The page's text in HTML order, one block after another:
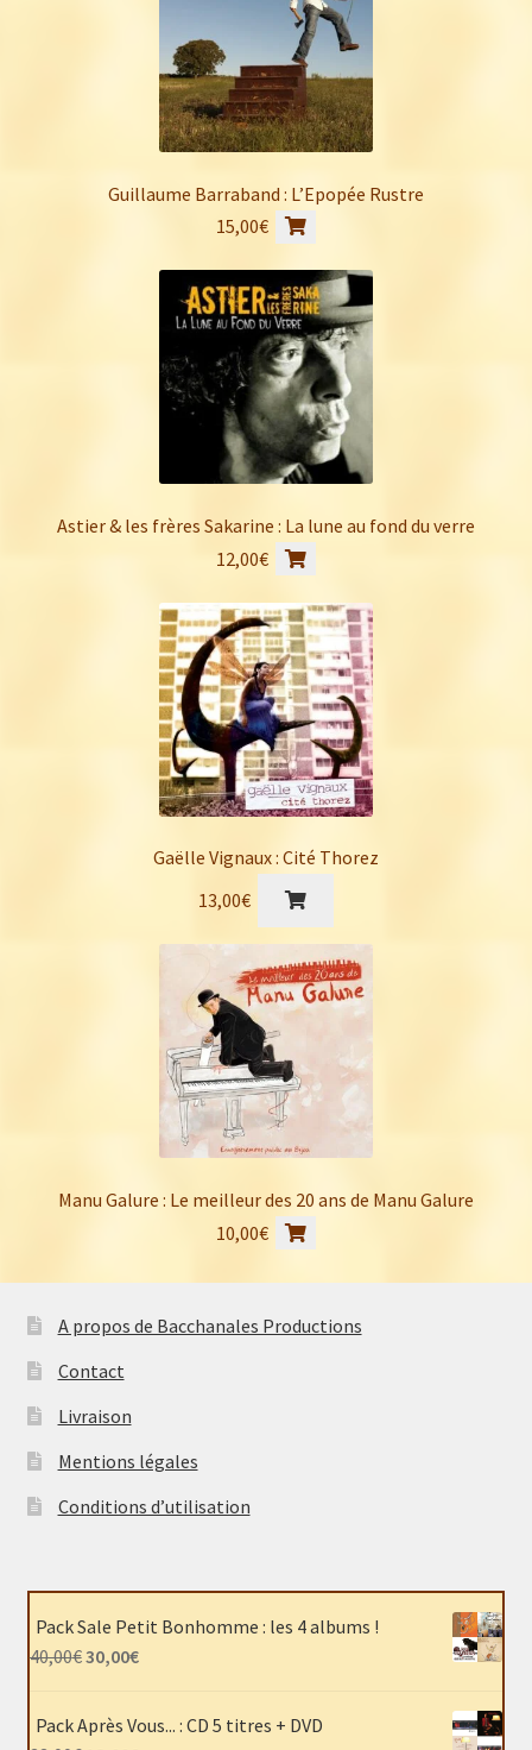
Guillaume Barraband : L’Epopée Rustre
15,00€
Astier & les frères Sakarine : La lune au fond du verre
12,00€
Gaëlle Vignaux : Cité Thorez
13,00€
Manu Galure : Le meilleur des 20 ans de Manu Galure
10,00€
A propos de Bacchanales Productions
Contact
Livraison
Mentions légales
Conditions d’utilisation
Pack Sale Petit Bonhomme : les 4 albums !
40,00€ Le
initial
était :
30,00€Le
Pack Après Vous... : CD 5 titres + DVD